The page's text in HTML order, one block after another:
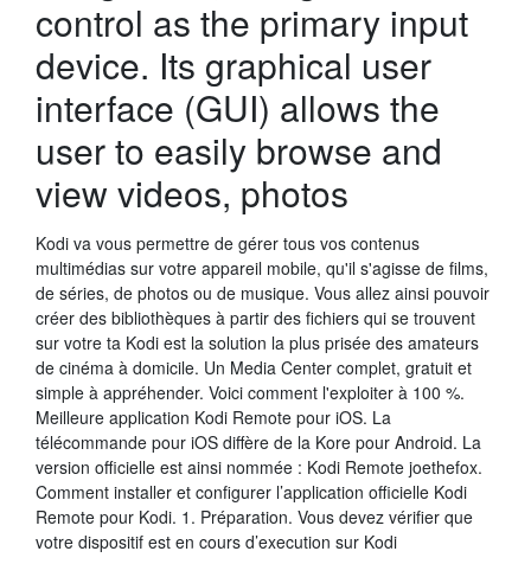
control as the primary input
device. Its graphical user
interface (GUI) allows the
user to easily browse and
view videos, photos
Kodi va vous permettre de gérer tous vos contenus
multimédias sur votre appareil mobile, qu'il s'agisse de films,
de séries, de photos ou de musique. Vous allez ainsi pouvoir
créer des bibliothèques à partir des fichiers qui se trouvent
sur votre ta Kodi est la solution la plus prisée des amateurs
de cinéma à domicile. Un Media Center complet, gratuit et
simple à appréhender. Voici comment l'exploiter à 100 %.
Meilleure application Kodi Remote pour iOS. La
télécommande pour iOS diffère de la Kore pour Android. La
version officielle est ainsi nommée : Kodi Remote joethefox.
Comment installer et configurer l’application officielle Kodi
Remote pour Kodi. 1. Préparation. Vous devez vérifier que
votre dispositif est en cours d’execution sur Kodi